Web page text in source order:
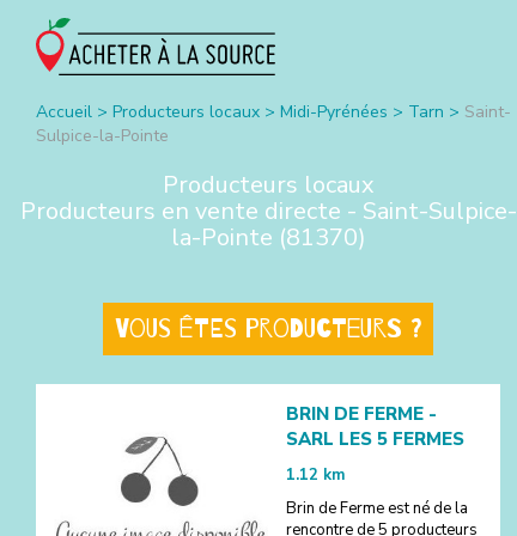
Accueil > Producteurs locaux > Midi-Pyrénées > Tarn > Saint-
Sulpice-la-Pointe
Producteurs locaux
Producteurs en vente directe - Saint-Sulpice-
la-Pointe (81370)
Vous êtes producteurs ?
BRIN DE FERME -
SARL LES 5 FERMES
1.12 km
Brin de Ferme est né de la
rencontre de 5 producteurs